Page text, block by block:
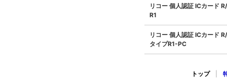
リコー 個人認証 ICカード
R1
リコー 個人認証 ICカード
タイプR1-PC
トップ